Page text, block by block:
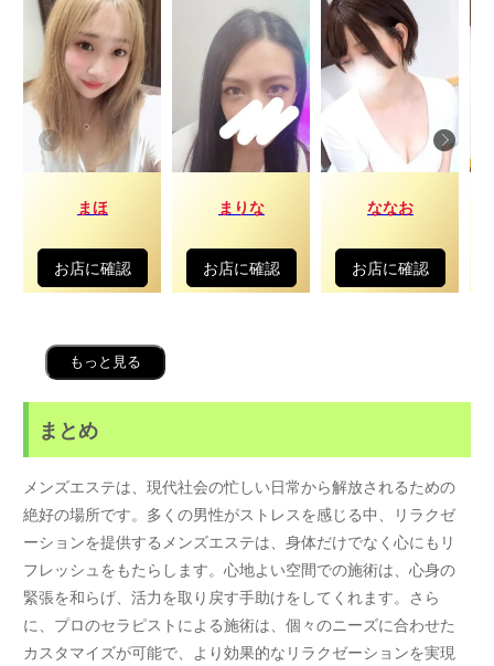
まほ
お店に確認
まりな
お店に確認
ななお
お店に確認
もっと見る
まとめ
メンズエステは、現代社会の忙しい日常から解放されるための
絶好の場所です。多くの男性がストレスを感じる中、リラクゼ
ーションを提供するメンズエステは、身体だけでなく心にもリ
フレッシュをもたらします。心地よい空間での施術は、心身の
緊張を和らげ、活力を取り戻す手助けをしてくれます。さら
に、プロのセラピストによる施術は、個々のニーズに合わせた
カスタマイズが可能で、より効果的なリラクゼーションを実現